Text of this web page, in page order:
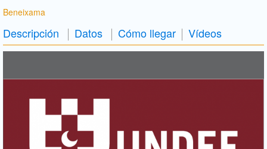
Beneixama
Descripción Datos Cómo llegar Vídeos